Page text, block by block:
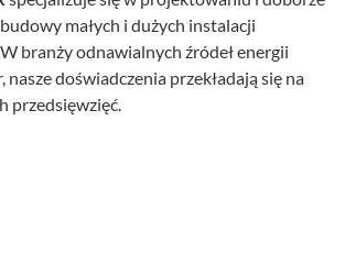
małych i dużych instalacji
branży odnawialnych źródeł energii
nasze doświadczenia przekładają się na
przedsięwzięć.